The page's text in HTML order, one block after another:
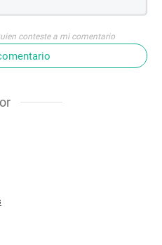
conteste a mi comentario
or